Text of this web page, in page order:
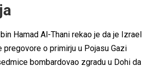
Hamad Al-Thani rekao je da je Izrael
pregovore o primirju u Pojasu Gazi
bombardovao zgradu u Dohi da